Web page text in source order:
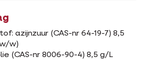
azijnzuur (CAS-nr 64-19-7) 8,5
w)
(CAS-nr 8006-90-4) 8,5 g/L